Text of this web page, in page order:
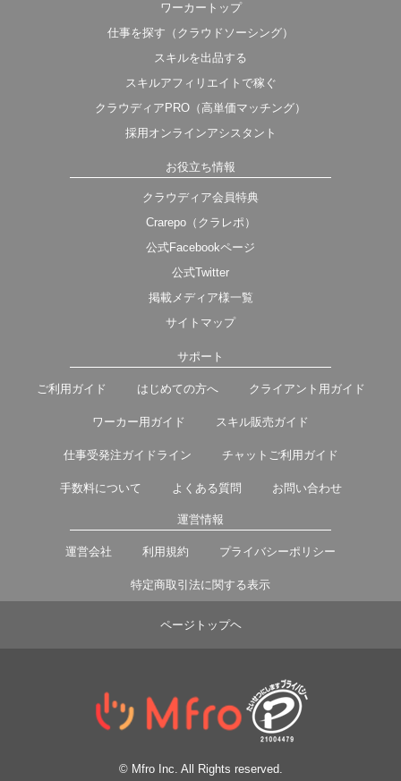
ワーカートップ
仕事を探す（クラウドソーシング）
スキルを出品する
スキルアフィリエイトで稼ぐ
クラウディアPRO（高単価マッチング）
採用オンラインアシスタント
お役立ち情報
クラウディア会員特典
Crarepo（クラレポ）
公式Facebookページ
公式Twitter
掲載メディア様一覧
サイトマップ
サポート
ご利用ガイド はじめての方へ クライアント用ガイド
ワーカー用ガイド スキル販売ガイド
仕事受発注ガイドライン チャットご利用ガイド
手数料について よくある質問 お問い合わせ
運営情報
運営会社 利用規約 プライバシーポリシー
特定商取引法に関する表示
ページトップヘ
© Mfro Inc. All Rights reserved.